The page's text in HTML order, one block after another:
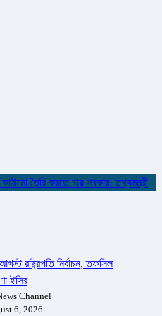
তৈরি করতে চায় সরকার: তথ্যমন্ত্রী ✮
রাষ্ট্রপতি নির্বাচন, তফসিল
ইসির
Channel
6, 2026